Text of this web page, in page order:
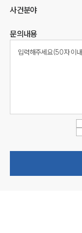
사건분야
문의내용